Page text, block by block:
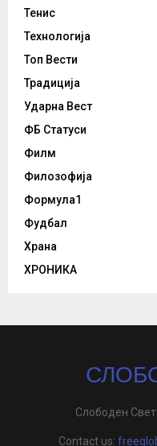
Тенис
Технологија
Топ Вести
Традиција
Ударна Вест
ФБ Статуси
Филм
Филозофија
Формула1
Фудбал
Храна
ХРОНИКА
Слободен Свет
Contact us: